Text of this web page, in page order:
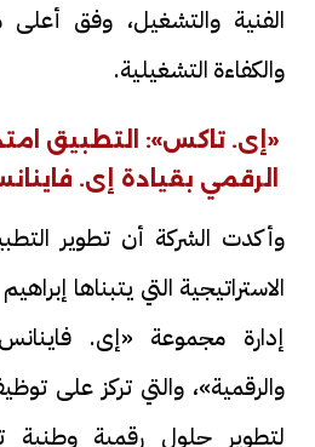
الفنية والتشغيل، وفق أعلى
والكفاءة التشغيلية.
«إى. تاكس»: التطبيق
الرقمي بقيادة إى.
وأكدت الشركة أن تطوير
الاستراتيجية التي يتبناها
إدارة مجموعة «إى. فاينانس
والرقمية»، والتي تركز على
لتطوير حلول رقمية وطنية